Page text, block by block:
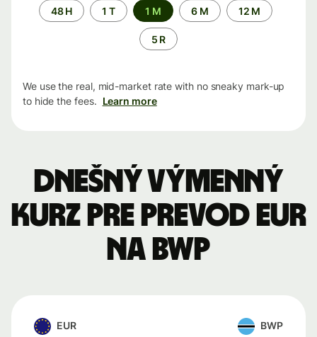
Time
period
48 H 1 T 1 M 6 M 12 M
5 R
We use the real, mid-market rate with no sneaky mark-up
to hide the fees. Learn more
Dnešný výmenný
kurz pre prevod EUR
na BWP
EUR BWP